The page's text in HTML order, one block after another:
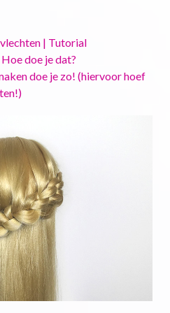
| Tutorial
doe je dat?
doe je zo! (hiervoor hoef